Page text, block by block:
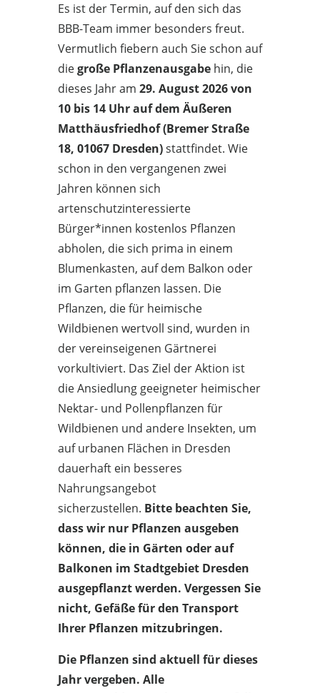
Es ist der Termin, auf den sich das
BBB-Team immer besonders freut.
Vermutlich fiebern auch Sie schon auf
diegroße Pflanzenausgabehin, die
dieses Jahr am 29. August 2026 von
10 bis 14 Uhr auf dem Äußeren
Matthäusfriedhof (Bremer Straße
18, 01067 Dresden)stattfindet. Wie
schon in den vergangenen zwei
Jahren können sich
artenschutzinteressierte
Bürger*innen kostenlos Pflanzen
abholen, die sich prima in einem
Blumenkasten, auf dem Balkon oder
im Garten pflanzen lassen. Die
Pflanzen, die für heimische
Wildbienen wertvoll sind, wurden in
der vereinseigenen Gärtnerei
vorkultiviert. Das Ziel der Aktion ist
die Ansiedlung geeigneter heimischer
Nektar- und Pollenpflanzen für
Wildbienen und andere Insekten, um
auf urbanen Flächen in Dresden
dauerhaft ein besseres
Nahrungsangebot
sicherzustellen. Bitte beachten Sie,
dass wir nur Pflanzen ausgeben
können, die in Gärten oder auf
Balkonen im Stadtgebiet Dresden
ausgepflanzt werden. Vergessen Sie
nicht, Gefäße für den Transport
Ihrer Pflanzen mitzubringen.
Die Pflanzen sind aktuell für dieses
Jahr vergeben. Alle